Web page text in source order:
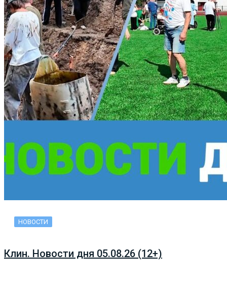
НОВОСТИ
Клин. Новости дня 05.08.26 (12+)